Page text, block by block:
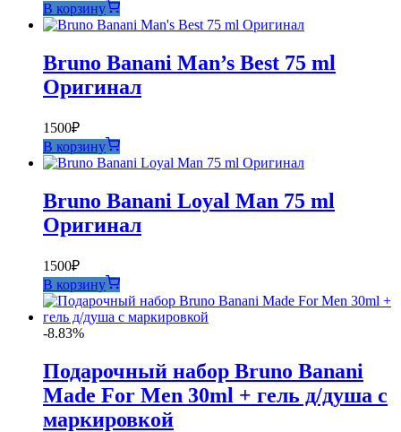
В корзину
Bruno Banani Man’s Best 75 ml
Оригинал
1500₽
В корзину
Bruno Banani Loyal Man 75 ml
Оригинал
1500₽
В корзину
-8.83%
Подарочный набор Bruno Banani
Made For Men 30ml + гель д/душа с
маркировкой